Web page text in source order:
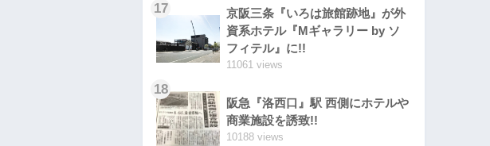
17
京阪三条『いろは旅館跡地』が外
資系ホテル『Mギャラリー by ソ
フィテル』に!!
11061 views
18
阪急『洛西口』駅 西側にホテルや
商業施設を誘致!!
10188 views